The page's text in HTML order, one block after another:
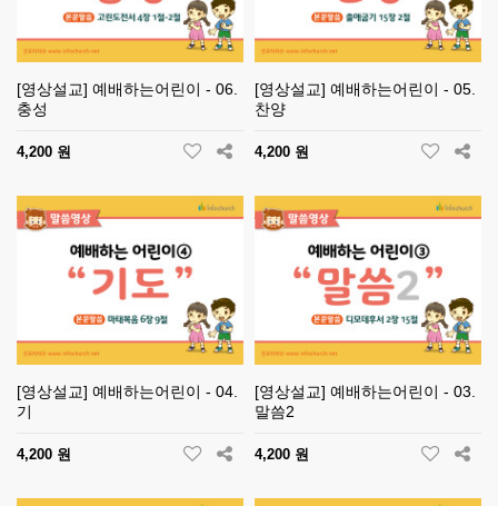
[영상설교] 예배하는어린이 - 06.
충성
4,200 원
[영상설교] 예배하는어린이 - 05.
찬양
4,200 원
[영상설교] 예배하는어린이 - 04.
기
4,200 원
[영상설교] 예배하는어린이 - 03.
말씀2
4,200 원